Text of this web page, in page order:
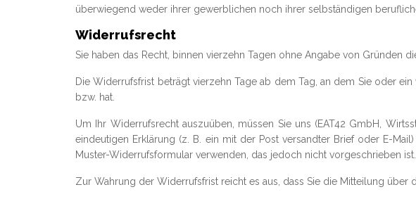
überwiegend weder ihrer gewerblichen noch ihrer selbständigen
Widerrufsrecht
Sie haben das Recht, binnen vierzehn Tagen ohne Angabe von Gründen
Die Widerrufsfrist beträgt vierzehn Tage ab dem Tag, an dem Sie oder
bzw. hat.
Um Ihr Widerrufsrecht auszuüben, müssen Sie uns (EAT42 GmbH,
eindeutigen Erklärung (z. B. ein mit der Post versandter Brief oder E-
Muster-Widerrufsformular verwenden, das jedoch nicht vorgeschrieben ist.
Zur Wahrung der Widerrufsfrist reicht es aus, dass Sie die Mitteilung